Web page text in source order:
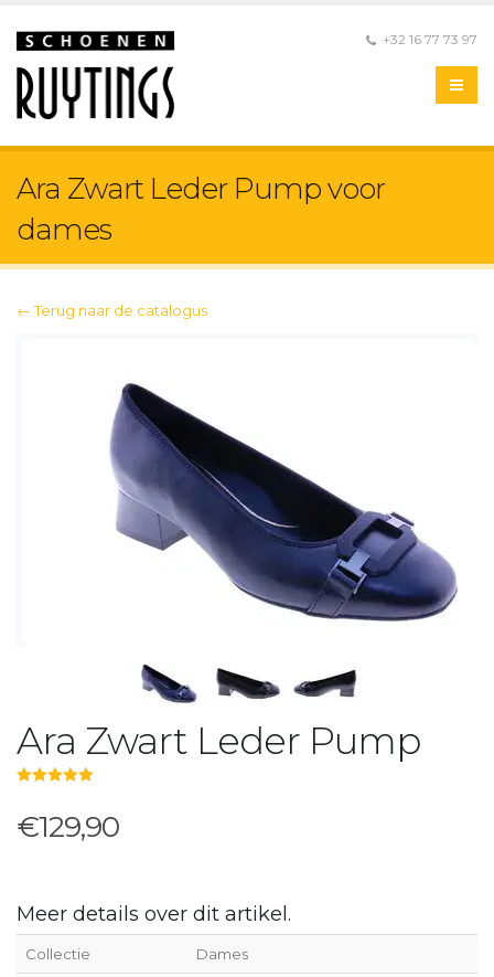
+32 16 77 73 97
Ara Zwart Leder Pump voor
dames
← Terug naar de catalogus
Ara Zwart Leder Pump
€129,90
Meer details over dit artikel.
Collectie Dames